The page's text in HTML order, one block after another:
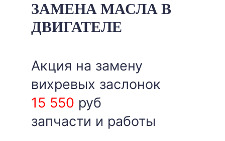
ЗАМЕНА МАСЛА В
ДВИГАТЕЛЕ
Акция на замену
вихревых заслонок
15 550 руб
запчасти и работы